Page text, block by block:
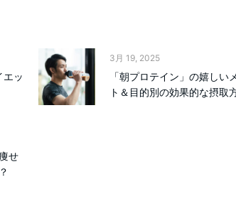
エッ
3月 19, 2025
「朝プロテイン」の嬉しい
ト＆目的別の効果的な摂取
せ